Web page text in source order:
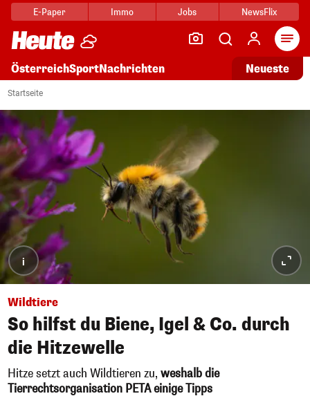
E-Paper Immo Jobs NewsFlix
ÖsterreichSportNachrichten Neueste
Startseite
i
Wildtiere
So hilfst du Biene, Igel & Co. durch
die Hitzewelle
Hitze setzt auch Wildtieren zu, weshalb die
Tierrechtsorganisation PETA einige Tipps